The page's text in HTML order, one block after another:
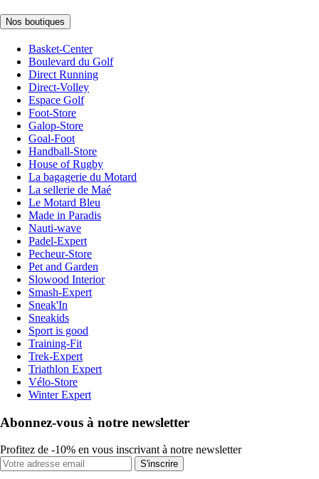
Nos boutiques
Basket-Center
Boulevard du Golf
Direct Running
Direct-Volley
Espace Golf
Foot-Store
Galop-Store
Goal-Foot
Handball-Store
House of Rugby
La bagagerie du Motard
La sellerie de Maé
Le Motard Bleu
Made in Paradis
Nauti-wave
Padel-Expert
Pecheur-Store
Pet and Garden
Slowood Interior
Smash-Expert
Sneak'In
Sneakids
Sport is good
Training-Fit
Trek-Expert
Triathlon Expert
Vélo-Store
Winter Expert
Abonnez-vous à notre newsletter
Profitez de -10% en vous inscrivant à notre newsletter
S'inscrire